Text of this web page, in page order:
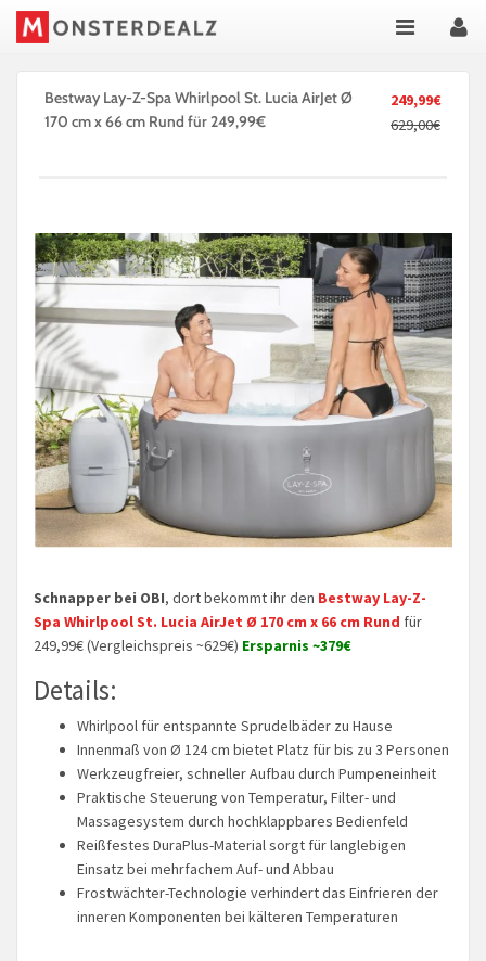
249,99€
629,00€
Bestway Lay-Z-Spa Whirlpool St. Lucia AirJet Ø
170 cm x 66 cm Rund für 249,99€
Schnapper bei OBI, dort bekommt ihr den Bestway Lay-Z-
Spa Whirlpool St. Lucia AirJet Ø 170 cm x 66 cm Rund für
249,99€ (Vergleichspreis ~629€) Ersparnis ~379€
Details:
Whirlpool für entspannte Sprudelbäder zu Hause
Innenmaß von Ø 124 cm bietet Platz für bis zu 3 Personen
Werkzeugfreier, schneller Aufbau durch Pumpeneinheit
Praktische Steuerung von Temperatur, Filter- und
Massagesystem durch hochklappbares Bedienfeld
Reißfestes DuraPlus-Material sorgt für langlebigen
Einsatz bei mehrfachem Auf- und Abbau
Frostwächter-Technologie verhindert das Einfrieren der
inneren Komponenten bei kälteren Temperaturen